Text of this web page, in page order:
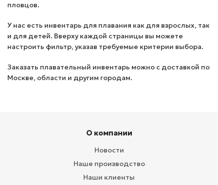
пловцов.
У нас есть инвентарь для плавания как для взрослых, так
и для детей. Вверху каждой страницы вы можете
настроить фильтр, указав требуемые критерии выбора.
Заказать плавательный инвентарь можно с доставкой по
Москве, области и другим городам.
О компании
Новости
Наше производство
Наши клиенты